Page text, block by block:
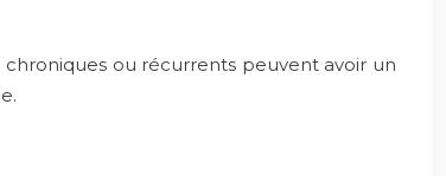
ou récurrents peuvent avoir un